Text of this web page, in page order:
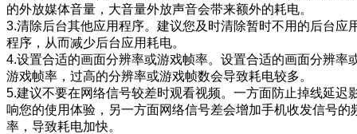
的外放媒体音量，大音量外放声音会带来额外的耗电。
3.清除后台其他应用程序。建议您及时清除暂时不用的后台应
程序，从而减少后台应用耗电。
4.设置合适的画面分辨率或游戏帧率。设置合适的画面分辨率
游戏帧率，过高的分辨率或游戏帧数会导致耗电较多。
5.建议不要在网络信号较差时观看视频。一方面防止掉线延迟
响您的使用体验，另一方面网络信号差会增加手机收发信号的
率，导致耗电加快。